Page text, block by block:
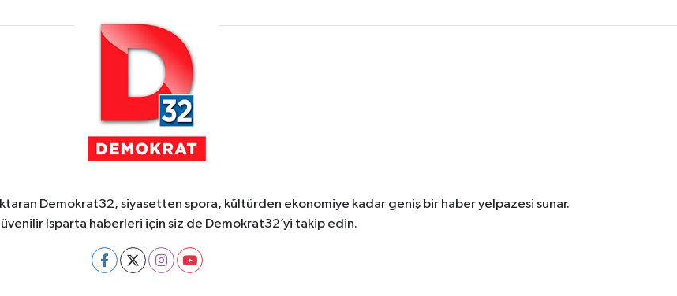
Demokrat32, siyasetten spora, kültürden ekonomiye kadar geniş bir haber yelpazesi sunar.
Isparta haberleri için siz de Demokrat32’yi takip edin.